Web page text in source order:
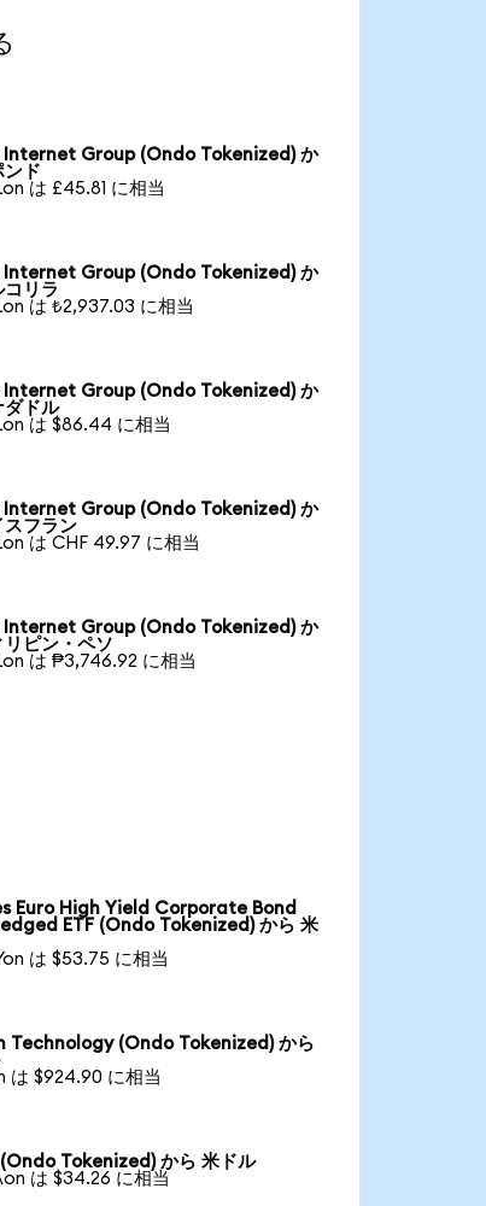
Group (Ondo Tokenized) か
ンド
は £45.81 に相当
Group (Ondo Tokenized) か
リラ
は ₺2,937.03 に相当
Group (Ondo Tokenized) か
ダドル
は $86.44 に相当
Group (Ondo Tokenized) か
スフラン
は CHF 49.97 に相当
Group (Ondo Tokenized) か
リピン・ペソ
は ₱3,746.92 に相当
Euro High Yield Corporate Bond
ETF (Ondo Tokenized) から 米
は $53.75 に相当
Technology (Ondo Tokenized) から
は $924.90 に相当
Tokenized) から 米ドル
は $34.26 に相当